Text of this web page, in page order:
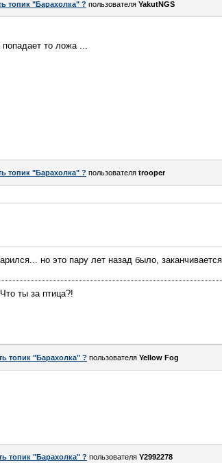
топик "Барахолка" ? пользователя YakutNGS
то ложа ...
топик "Барахолка" ? пользователя trooper
но это пару лет назад было,
ты за птица?!
топик "Барахолка" ? пользователя Yellow Fog
топик "Барахолка" ? пользователя Y2992278